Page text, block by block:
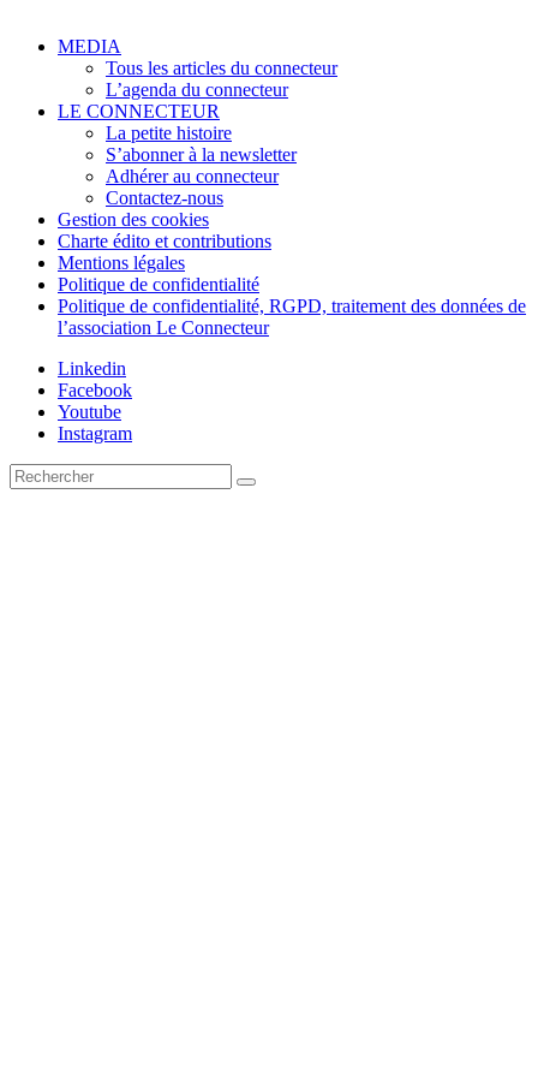
MEDIA
Tous les articles du connecteur
L’agenda du connecteur
LE CONNECTEUR
La petite histoire
S’abonner à la newsletter
Adhérer au connecteur
Contactez-nous
Gestion des cookies
Charte édito et contributions
Mentions légales
Politique de confidentialité
Politique de confidentialité, RGPD, traitement des données de
l’association Le Connecteur
Linkedin
Facebook
Youtube
Instagram